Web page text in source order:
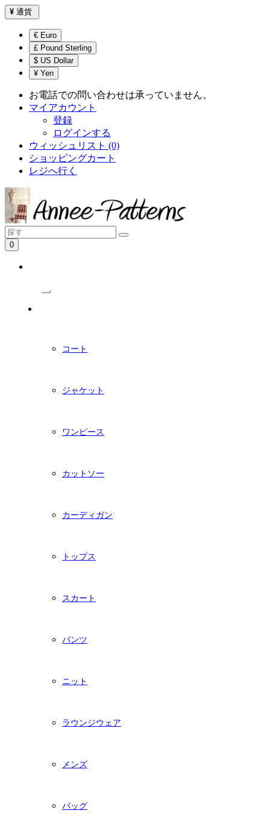
¥ 通貨
€ Euro
£ Pound Sterling
$ US Dollar
¥ Yen
お電話での問い合わせは承っていません。
マイアカウント
登録
ログインする
ウィッシュリスト (0)
ショッピングカート
レジへ行く
0
コート
ジャケット
ワンピース
カットソー
カーディガン
トップス
スカート
パンツ
ニット
ラウンジウェア
メンズ
バッグ